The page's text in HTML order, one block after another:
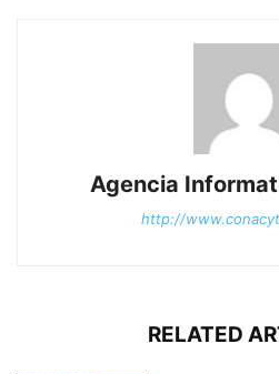
Agencia
http://
RELATED